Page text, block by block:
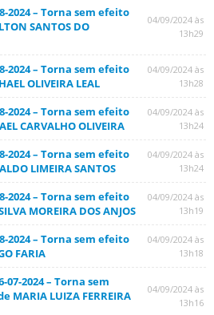
2024 – Torna sem efeito
SANTOS DO
04/09/2024 às
13h29
2024 – Torna sem efeito
OLIVEIRA LEAL
04/09/2024 às
13h28
2024 – Torna sem efeito
CARVALHO OLIVEIRA
04/09/2024 às
13h24
2024 – Torna sem efeito
LIMEIRA SANTOS
04/09/2024 às
13h24
2024 – Torna sem efeito
MOREIRA DOS ANJOS
04/09/2024 às
13h19
2024 – Torna sem efeito
FARIA
04/09/2024 às
13h18
07-2024 – Torna sem
MARIA LUIZA FERREIRA
04/09/2024 às
13h16